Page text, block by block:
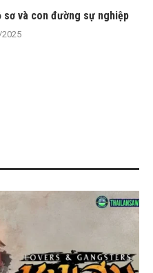
và con đường sự nghiệp